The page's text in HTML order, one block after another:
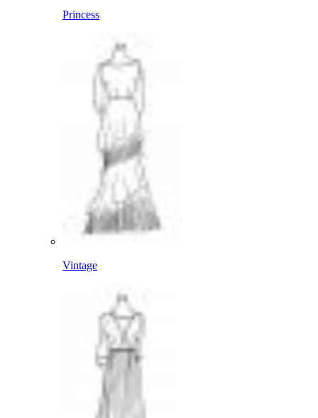
Princess
Vintage